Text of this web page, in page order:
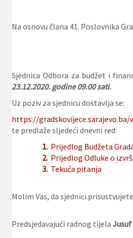
Na osnovu člana 41. Poslovnika
Sjednica Odbora za budžet i
23.12.2020. godine 09.00 sati.
Uz poziv za sjednicu dostavlja se:
https://
te predlaže sljedeći dnevni red:
1. Prijedlog Budžeta
2. Prijedlog Odluke o
3. Tekuća pitanja
Molim Vas, da sjednici
Predsjedavajući radnog tijela Jusuf